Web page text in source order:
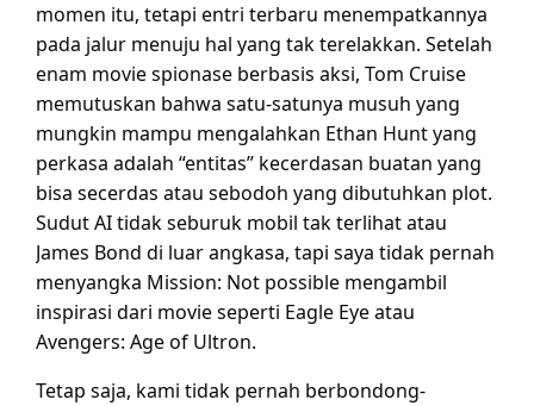
momen itu, tetapi entri terbaru menempatkannya
pada jalur menuju hal yang tak terelakkan. Setelah
enam movie spionase berbasis aksi, Tom Cruise
memutuskan bahwa satu-satunya musuh yang
mungkin mampu mengalahkan Ethan Hunt yang
perkasa adalah “entitas” kecerdasan buatan yang
bisa secerdas atau sebodoh yang dibutuhkan plot.
Sudut AI tidak seburuk mobil tak terlihat atau
James Bond di luar angkasa, tapi saya tidak pernah
menyangka Mission: Not possible mengambil
inspirasi dari movie seperti Eagle Eye atau
Avengers: Age of Ultron.
Tetap saja, kami tidak pernah berbondong-